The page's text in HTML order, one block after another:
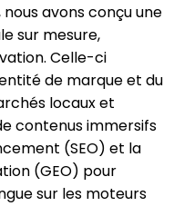
avons conçu une
sur mesure,
Celle-ci
de marque et du
locaux et
contenus immersifs
(SEO) et la
(GEO) pour
sur les moteurs